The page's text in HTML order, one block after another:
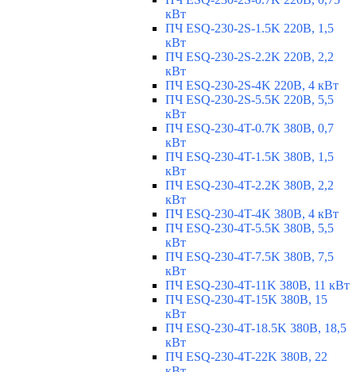
кВт
ПЧ ESQ-230-2S-1.5K 220В, 1,5
кВт
ПЧ ESQ-230-2S-2.2K 220В, 2,2
кВт
ПЧ ESQ-230-2S-4K 220В, 4 кВт
ПЧ ESQ-230-2S-5.5K 220В, 5,5
кВт
ПЧ ESQ-230-4T-0.7K 380В, 0,7
кВт
ПЧ ESQ-230-4T-1.5K 380В, 1,5
кВт
ПЧ ESQ-230-4T-2.2K 380В, 2,2
кВт
ПЧ ESQ-230-4T-4K 380В, 4 кВт
ПЧ ESQ-230-4T-5.5K 380В, 5,5
кВт
ПЧ ESQ-230-4T-7.5K 380В, 7,5
кВт
ПЧ ESQ-230-4T-11K 380В, 11 кВт
ПЧ ESQ-230-4T-15K 380В, 15
кВт
ПЧ ESQ-230-4T-18.5K 380В, 18,5
кВт
ПЧ ESQ-230-4T-22K 380В, 22